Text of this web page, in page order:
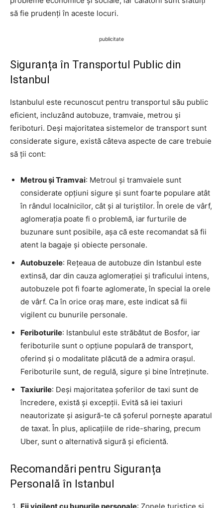
să fie prudenți în aceste locuri.
publicitate
Siguranța în Transportul Public din
Istanbul
Istanbulul este recunoscut pentru transportul său public
eficient, incluzând autobuze, tramvaie, metrou și
feriboturi. Deși majoritatea sistemelor de transport sunt
considerate sigure, există câteva aspecte de care trebuie
să ții cont:
Metrou și Tramvai: Metroul și tramvaiele sunt
considerate opțiuni sigure și sunt foarte populare atât
în rândul localnicilor, cât și al turiștilor. În orele de vârf,
aglomerația poate fi o problemă, iar furturile de
buzunare sunt posibile, așa că este recomandat să fii
atent la bagaje și obiecte personale.
Autobuzele: Rețeaua de autobuze din Istanbul este
extinsă, dar din cauza aglomerației și traficului intens,
autobuzele pot fi foarte aglomerate, în special la orele
de vârf. Ca în orice oraș mare, este indicat să fii
vigilent cu bunurile personale.
Feriboturile: Istanbulul este străbătut de Bosfor, iar
feriboturile sunt o opțiune populară de transport,
oferind și o modalitate plăcută de a admira orașul.
Feriboturile sunt, de regulă, sigure și bine întreținute.
Taxiurile: Deși majoritatea șoferilor de taxi sunt de
încredere, există și excepții. Evită să iei taxiuri
neautorizate și asigură-te că șoferul pornește aparatul
de taxat. În plus, aplicațiile de ride-sharing, precum
Uber, sunt o alternativă sigură și eficientă.
Recomandări pentru Siguranța
Personală în Istanbul